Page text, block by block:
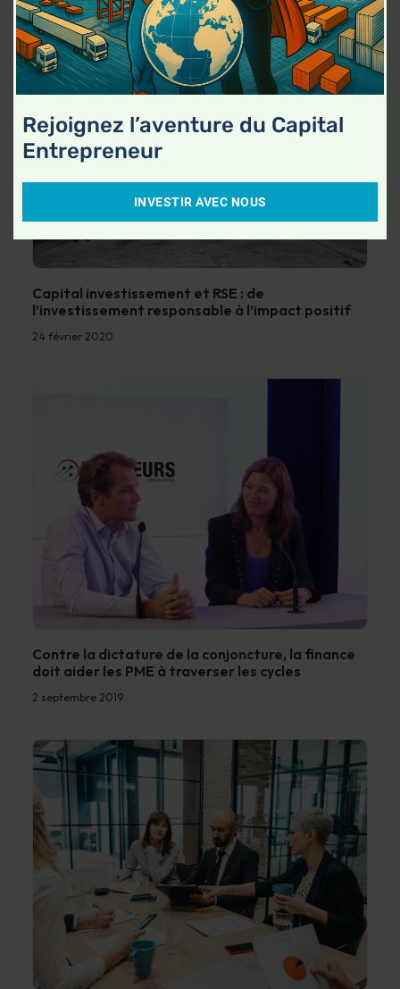
Capital investissement et RSE : de
l’investissement responsable à l’impact positif
24 février 2020
Contre la dictature de la conjoncture, la finance
doit aider les PME à traverser les cycles
2 septembre 2019
Rejoignez l’aventure du Capital
Entrepreneur
INVESTIR AVEC NOUS